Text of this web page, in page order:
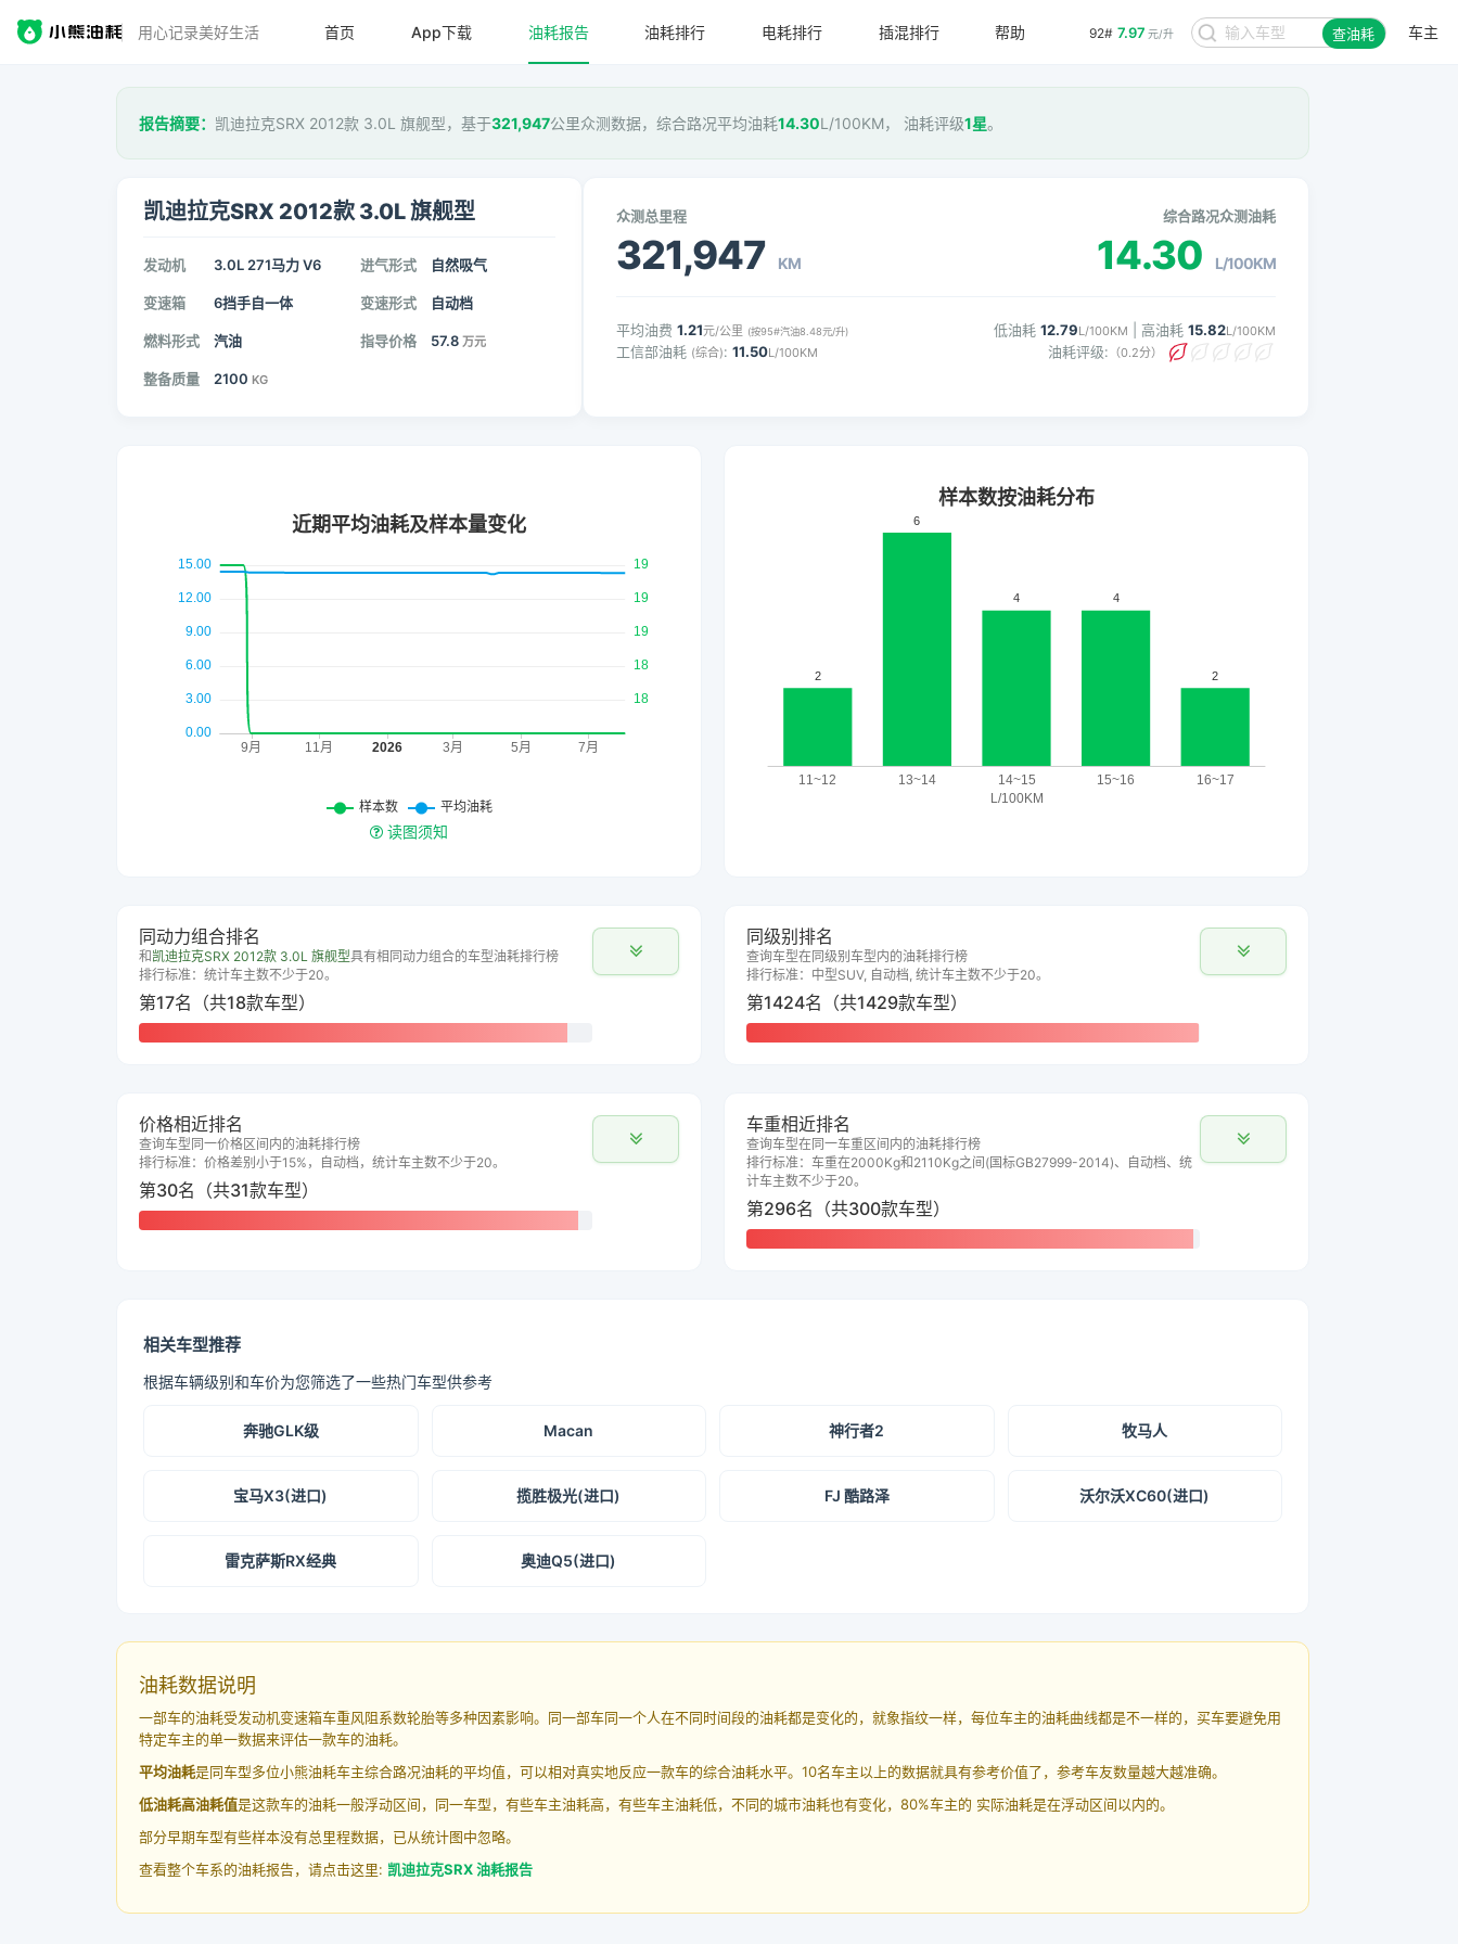
用心记录美好生活 92# 7.97 元/升 查油耗 车主
首页 App下载 油耗报告 油耗排行 电耗排行 插混排行 帮助
报告摘要： 凯迪拉克SRX 2012款 3.0L 旗舰型，基于321,947公里众测数据，综合路况平均油耗14.30L/100KM， 油耗评级1星。
凯迪拉克SRX 2012款 3.0L 旗舰型
发动机 3.0L 271马力 V6 进气形式 自然吸气
变速箱 6挡手自一体 变速形式 自动档
燃料形式 汽油 指导价格 57.8 万元
整备质量 2100 KG
众测总里程
321,947 KM
综合路况众测油耗
14.30 L/100KM
平均油费 1.21元/公里 (按95#汽油8.48元/升)
工信部油耗 (综合): 11.50L/100KM
低油耗 12.79L/100KM | 高油耗 15.82L/100KM
油耗评级: （0.2分）
读图须知
同动力组合排名
和 凯迪拉克SRX 2012款 3.0L 旗舰型具有相同动力组合的车型油耗排行榜
排行标准：统计车主数不少于20。
第17名（共18款车型）
同级别排名
查询车型在同级别车型内的油耗排行榜
排行标准：中型SUV, 自动档, 统计车主数不少于20。
第1424名（共1429款车型）
价格相近排名
查询车型同一价格区间内的油耗排行榜
排行标准：价格差别小于15%，自动档，统计车主数不少于20。
第30名（共31款车型）
车重相近排名
查询车型在同一车重区间内的油耗排行榜
排行标准：车重在2000Kg和2110Kg之间(国标GB27999-2014)、自动档、统
计车主数不少于20。
第296名（共300款车型）
相关车型推荐
根据车辆级别和车价为您筛选了一些热门车型供参考
奔驰GLK级 Macan 神行者2 牧马人
宝马X3(进口) 揽胜极光(进口) FJ 酷路泽 沃尔沃XC60(进口)
雷克萨斯RX经典 奥迪Q5(进口)
油耗数据说明
一部车的油耗受发动机变速箱车重风阻系数轮胎等多种因素影响。同一部车同一个人在不同时间段的油耗都是变化的，就象指纹一样，每位车主的油耗曲线都是不一样的，买车要避免用
特定车主的单一数据来评估一款车的油耗。
平均油耗是同车型多位小熊油耗车主综合路况油耗的平均值，可以相对真实地反应一款车的综合油耗水平。10名车主以上的数据就具有参考价值了，参考车友数量越大越准确。
低油耗高油耗值是这款车的油耗一般浮动区间，同一车型，有些车主油耗高，有些车主油耗低，不同的城市油耗也有变化，80%车主的 实际油耗是在浮动区间以内的。
部分早期车型有些样本没有总里程数据，已从统计图中忽略。
查看整个车系的油耗报告，请点击这里: 凯迪拉克SRX 油耗报告